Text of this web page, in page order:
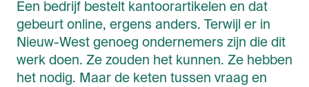
Een bedrijf bestelt kantoorartikelen en dat
gebeurt online, ergens anders. Terwijl er in
Nieuw-West genoeg ondernemers zijn die dit
werk doen. Ze zouden het kunnen. Ze hebben
het nodig. Maar de keten tussen vraag en